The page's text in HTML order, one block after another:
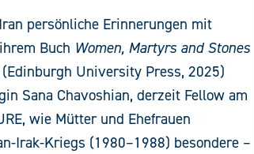
persönliche Erinnerungen mit
Buch Women, Martyrs and Stones
(Edinburgh University Press, 2025)
Sana Chavoshian, derzeit Fellow am
wie Mütter und Ehefrauen
Irak-Kriegs (1980–1988) besondere –